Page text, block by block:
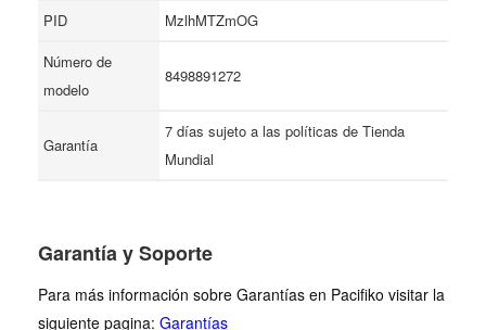
PID
MzlhMTZmOG
Número de
modelo
8498891272
Garantía
7 días sujeto a las políticas de Tienda
Mundial
Garantía y Soporte
Para más información sobre Garantías en Pacifiko visitar la
siguiente pagina: Garantías